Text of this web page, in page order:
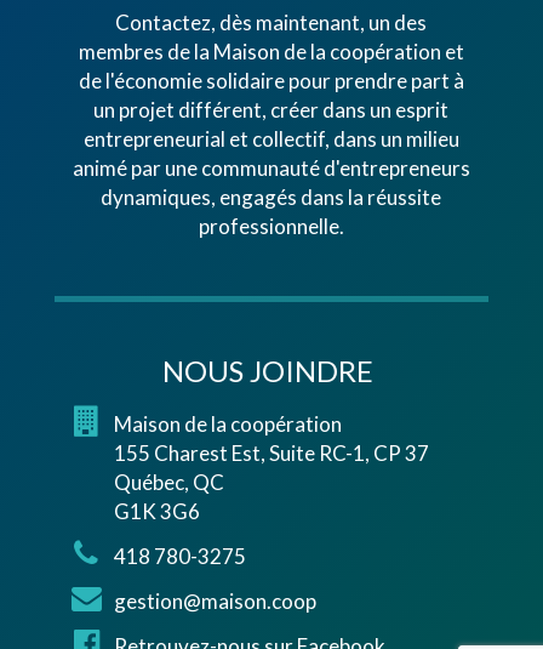
Contactez, dès maintenant, un des
membres de la Maison de la coopération et
de l'économie solidaire pour prendre part à
un projet différent, créer dans un esprit
entrepreneurial et collectif, dans un milieu
animé par une communauté d'entrepreneurs
dynamiques, engagés dans la réussite
professionnelle.
NOUS JOINDRE
Maison de la coopération
155 Charest Est, Suite RC-1, CP 37
Québec, QC
G1K 3G6
418 780-3275
gestion@maison.coop